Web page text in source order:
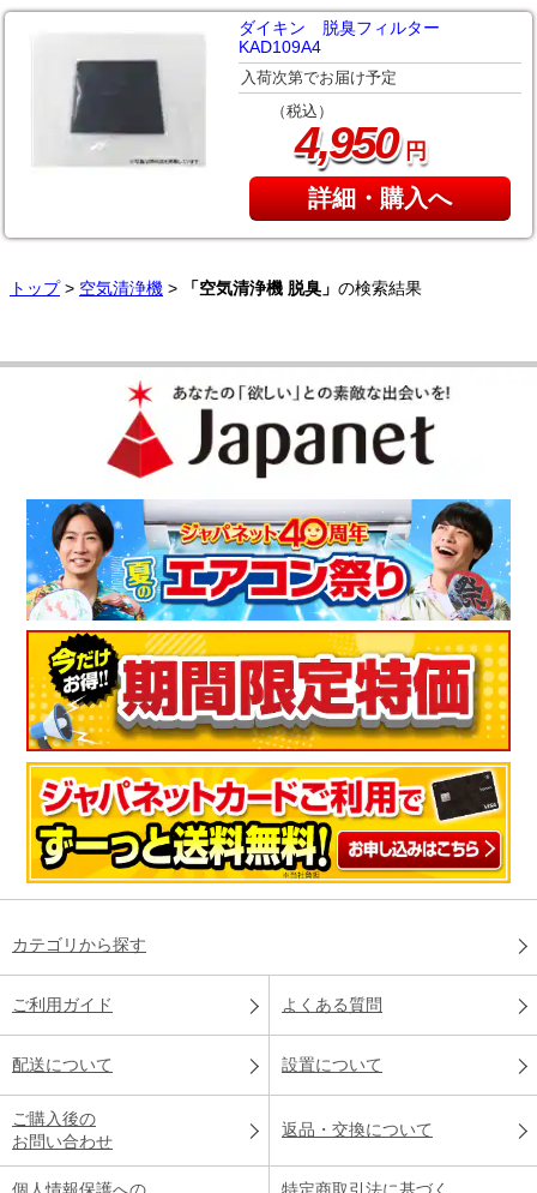
ダイキン 脱臭フィルター
KAD109A4
入荷次第でお届け予定
（税込）
4,950円
詳細・購入へ
トップ> 空気清浄機 > 「空気清浄機 脱臭」 の検索結果
カテゴリから探す
ご利用ガイド よくある質問
配送について 設置について
ご購入後の
お問い合わせ
返品・交換について